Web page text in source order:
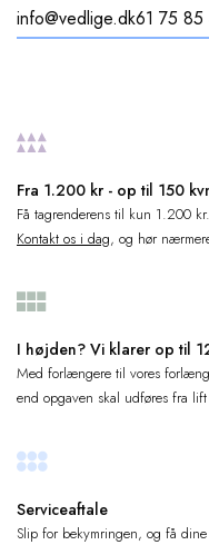
info@vedlige.dk61 75
Fra 1.200 kr - op til 150
Få tagrenderens til kun 1.200
Kontakt os i dag, og hør
I højden? Vi klarer op til
Med forlængere til vores
end opgaven skal udføres fra lift
Serviceaftale
Slip for bekymringen, og få